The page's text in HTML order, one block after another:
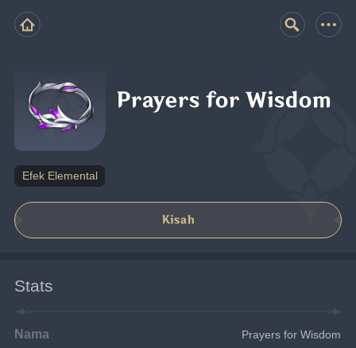
Prayers for Wisdom
Efek Elemental
Kisah
Stats
Nama Prayers for Wisdom